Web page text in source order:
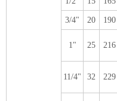
3/4" 20 190
1" 25 216
11/4" 32 229